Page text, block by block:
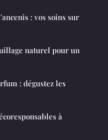
: vos soins sur
naturel pour un
: dégustez les
à